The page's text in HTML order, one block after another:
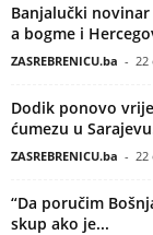
Banjalučki novinar
a bogme i
ZASREBRENICU.ba - 22
Dodik ponovo
ćumezu u
ZASREBRENICU.ba - 22
“Da poručim
skup ako je...